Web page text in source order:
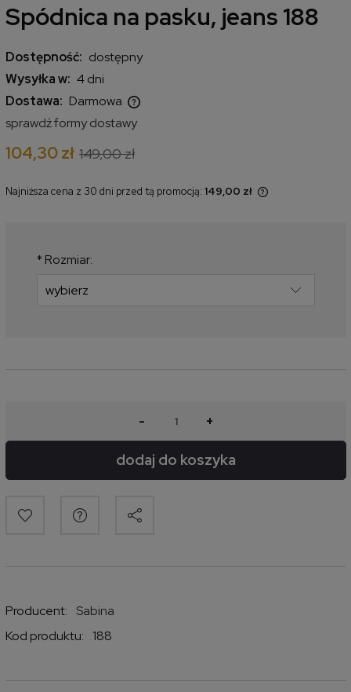
Spódnica na pasku, jeans 188
Dostępność: dostępny
Wysyłka w: 4 dni
Dostawa: Darmowa
Cena nie zawiera ewentualnych kosztów płatności
sprawdź formy dostawy
104,30 zł 149,00 zł
Najniższa cena z 30 dni przed tą promocją: 149,00 zł
* Rozmiar:
- +
dodaj do koszyka
Producent:
Sabina
Kod produktu:
188